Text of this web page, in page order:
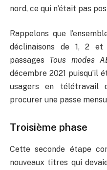
nord, ce qui n’était pas
Rappelons que
déclinaisons de 1, 2
passages Tous modes
décembre 2021 puisqu’il
usagers en télétravail
procurer une passe
Troisième phase
Cette seconde étape
nouveaux titres qui